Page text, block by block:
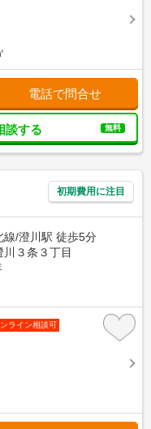
電話で問合せ
談する 無料
初期費用に注目
線/澄川駅 徒歩5分
３条３丁目
ライン相談可